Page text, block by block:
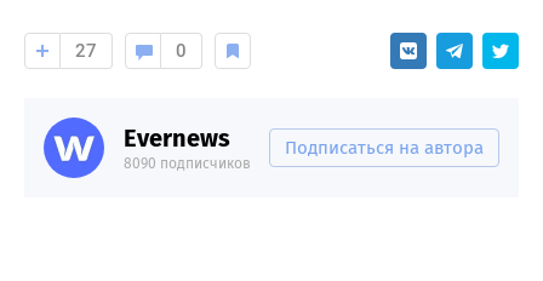
27 0
Evernews
8090 подписчиков
Подписаться на автора